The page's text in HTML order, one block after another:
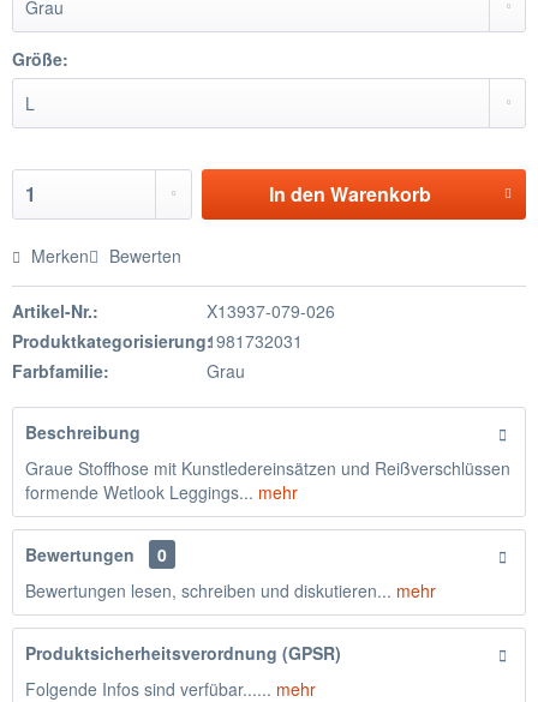
Größe:
In den Warenkorb
Merken Bewerten
Artikel-Nr.:
X13937-079-026
Produktkategorisierung:1981732031
Farbfamilie:
Grau
Beschreibung
Graue Stoffhose mit Kunstledereinsätzen und Reißverschlüssen
formende Wetlook Leggings... mehr
Bewertungen
0
Bewertungen lesen, schreiben und diskutieren... mehr
Produktsicherheitsverordnung (GPSR)
Folgende Infos sind verfübar...... mehr